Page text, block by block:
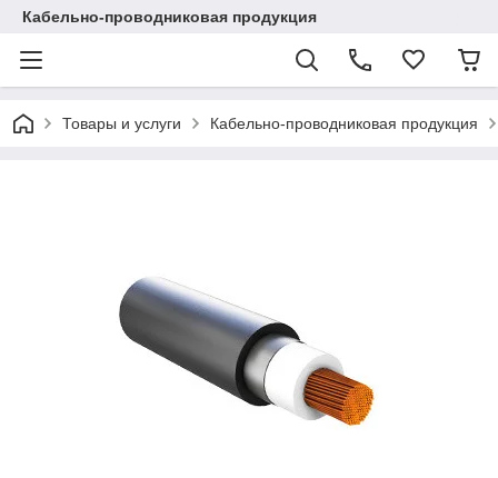
Кабельно-проводниковая продукция
Товары и услуги Кабельно-проводниковая продукция